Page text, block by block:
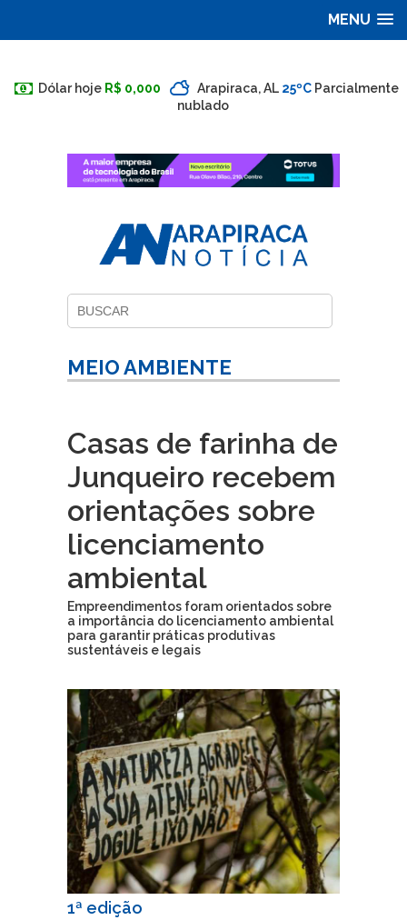
MENU
Dólar hoje R$ 0,000 Arapiraca, AL 25ºC Parcialmente
nublado
MEIO AMBIENTE
Casas de farinha de
Junqueiro recebem
orientações sobre
licenciamento
ambiental
Empreendimentos foram orientados sobre
a importância do licenciamento ambiental
para garantir práticas produtivas
sustentáveis e legais
1ª edição